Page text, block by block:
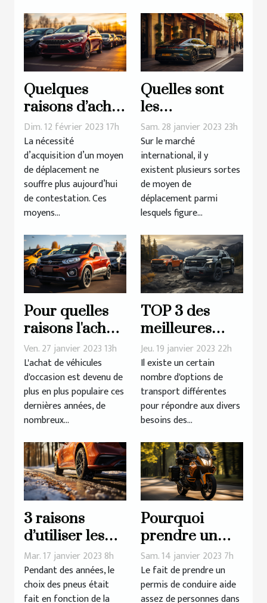
Quelques
raisons d’achat
d’une voiture
d’occasion
Dim. 12 février 2023 17h
La nécessité
d’acquisition d’un moyen
de déplacement ne
souffre plus aujourd’hui
de contestation. Ces
moyens...
Quelles sont
les
conséquences
de l'utilisation
d'une voiture
électrique ?
Sam. 28 janvier 2023 23h
Sur le marché
international, il y
existent plusieurs sortes
de moyen de
déplacement parmi
lesquels figure...
Pour quelles
raisons l'achat
de véhicules
d'occasion
connaît-il un
tel succès?
Ven. 27 janvier 2023 13h
L'achat de véhicules
d'occasion est devenu de
plus en plus populaire ces
dernières années, de
nombreux...
TOP 3 des
meilleures
marques de
pick-up
Jeu. 19 janvier 2023 22h
Il existe un certain
nombre d'options de
transport différentes
pour répondre aux divers
besoins des...
3 raisons
d’utiliser les
pneus 4
saisons pour
son véhicule ?
Mar. 17 janvier 2023 8h
Pendant des années, le
choix des pneus était
fait en fonction de la
Pourquoi
prendre un
permis moto ?
Sam. 14 janvier 2023 7h
Le fait de prendre un
permis de conduire aide
assez de personnes dans